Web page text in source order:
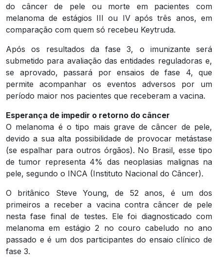
do câncer de pele ou morte em pacientes com
melanoma de estágios III ou IV após três anos, em
comparação com quem só recebeu Keytruda.
Após os resultados da fase 3, o imunizante será
submetido para avaliação das entidades reguladoras e,
se aprovado, passará por ensaios de fase 4, que
permite acompanhar os eventos adversos por um
período maior nos pacientes que receberam a vacina.
Esperança de impedir o retorno do câncer
O melanoma é o tipo mais grave de câncer de pele,
devido a sua alta possibilidade de provocar metástase
(se espalhar para outros órgãos). No Brasil, esse tipo
de tumor representa 4% das neoplasias malignas na
pele, segundo o INCA (Instituto Nacional do Câncer).
O britânico Steve Young, de 52 anos, é um dos
primeiros a receber a vacina contra câncer de pele
nesta fase final de testes. Ele foi diagnosticado com
melanoma em estágio 2 no couro cabeludo no ano
passado e é um dos participantes do ensaio clínico de
fase 3.